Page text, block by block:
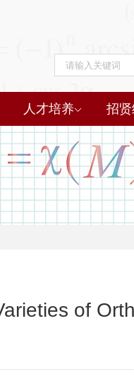
人才培养 招
of